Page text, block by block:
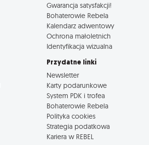
Gwarancja satysfakcji!
Bohaterowie Rebela
Kalendarz adwentowy
Ochrona małoletnich
Identyfikacja wizualna
Przydatne linki
Newsletter
Karty podarunkowe
System PDK i trofea
Bohaterowie Rebela
Polityka cookies
Strategia podatkowa
Kariera w REBEL